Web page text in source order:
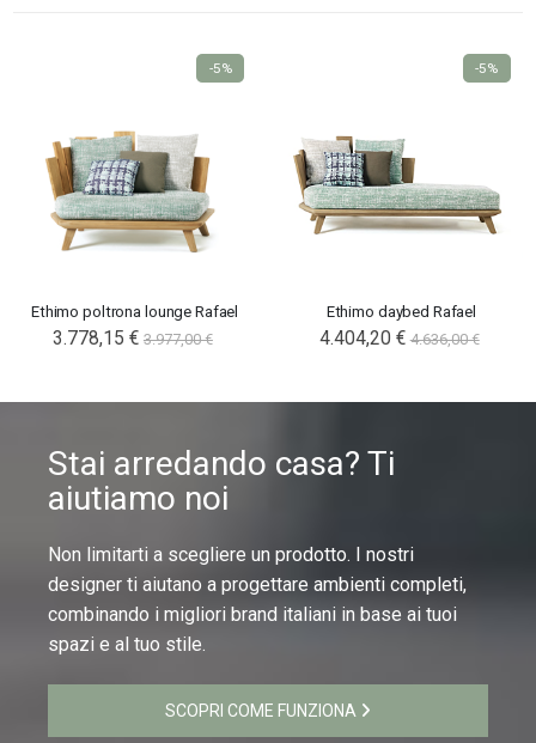
Ethimo poltrona lounge Rafael
3.778,15 € 3.977,00 €
-5%
Ethimo daybed Rafael
4.404,20 € 4.636,00 €
-5%
Stai arredando casa? Ti
aiutiamo noi
Non limitarti a scegliere un prodotto. I nostri
designer ti aiutano a progettare ambienti completi,
combinando i migliori brand italiani in base ai tuoi
spazi e al tuo stile.
SCOPRI COME FUNZIONA